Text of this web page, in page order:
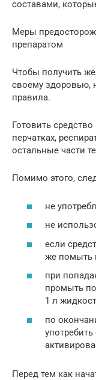
составами,
Меры
препаратом
Чтобы получить
своему здоровью,
правила.
Готовить
перчатках,
остальные части
Помимо этого,
не
не
если
же помыть
при
промыть
1 л
по
Перед тем как